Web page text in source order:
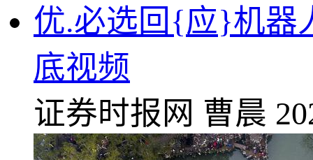
优.必选回{应}机器
底视频
证券时报网 曹晨